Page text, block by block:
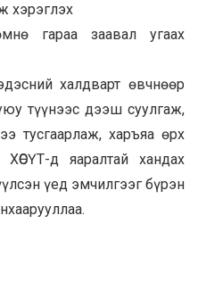
хэрэглэх
гараа заавал угаах
халдварт өвчнөөр
түүнээс дээш суулгаж,
тусгаарлаж, харъяа өрх
д яаралтай хандах
үед эмчилгээг бүрэн